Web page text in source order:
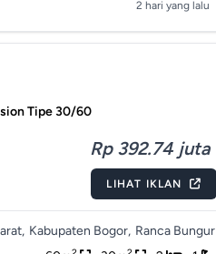
2 hari yang lalu
Tipe 30/60
Rp 392.74 juta
LIHAT IKLAN
Kabupaten Bogor, Ranca Bungur